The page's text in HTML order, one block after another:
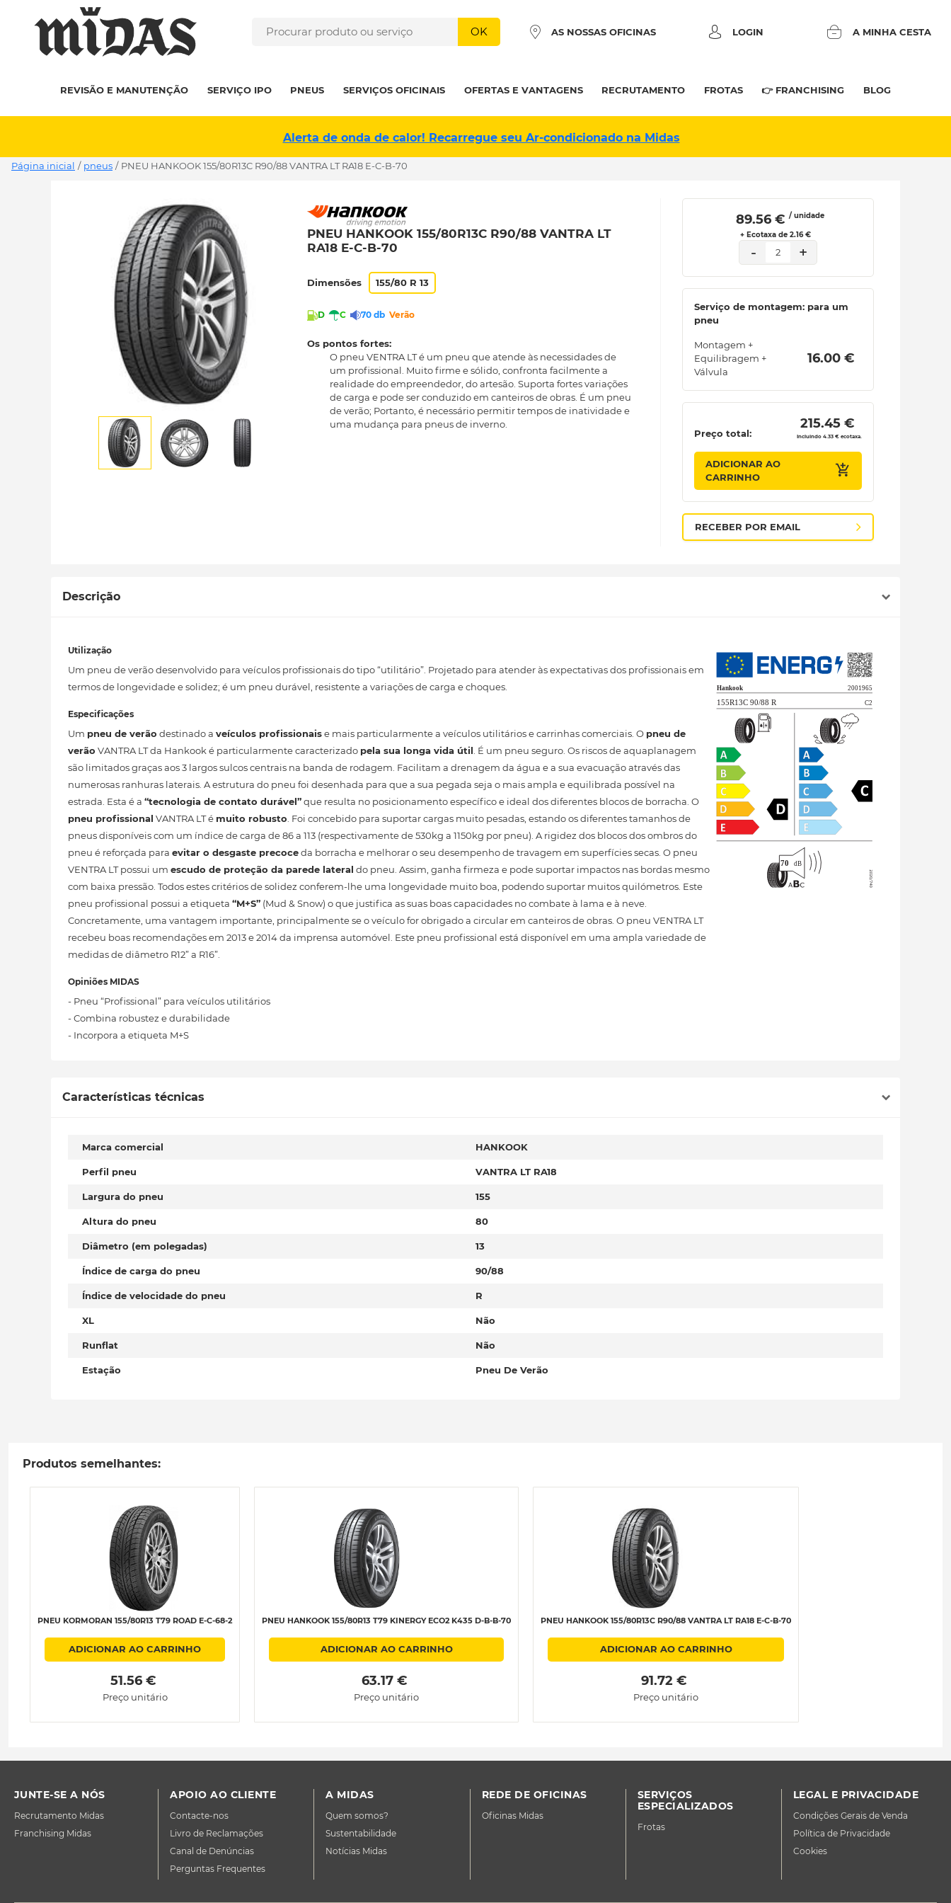
OK AS NOSSAS OFICINAS LOGIN A MINHA CESTA
REVISÃO E MANUTENÇÃO SERVIÇO IPO PNEUS SERVIÇOS OFICINAIS OFERTAS E VANTAGENS RECRUTAMENTO FROTAS 👉 FRANCHISING BLOG
Alerta de onda de calor! Recarregue seu Ar-condicionado na Midas
Página inicial / pneus / PNEU HANKOOK 155/80R13C R90/88 VANTRA LT RA18 E-C-B-70
PNEU HANKOOK 155/80R13C R90/88 VANTRA LT
RA18 E-C-B-70
Dimensões 155/80 R 13
D C 70 db Verão
Os pontos fortes:
O pneu VENTRA LT é um pneu que atende às necessidades de
um profissional. Muito firme e sólido, confronta facilmente a
realidade do empreendedor, do artesão. Suporta fortes variações
de carga e pode ser conduzido em canteiros de obras. É um pneu
de verão; Portanto, é necessário permitir tempos de inatividade e
uma mudança para pneus de inverno.
89.56 € / unidade
+ Ecotaxa de 2.16 €
- 2 +
Serviço de montagem: para um
pneu
Montagem +
Equilibragem +
Válvula
16.00 €
Preço total:
215.45 €
Incluindo 4.33 € ecotaxa.
ADICIONAR AO
CARRINHO
RECEBER POR EMAIL
Descrição
Utilização
Um pneu de verão desenvolvido para veículos profissionais do tipo “utilitário”. Projetado para atender às expectativas dos profissionais em
termos de longevidade e solidez; é um pneu durável, resistente a variações de carga e choques.
Especificações
Um pneu de verão destinado a veículos profissionaise mais particularmente a veículos utilitários e carrinhas comerciais. O pneu de
verão VANTRA LT da Hankook é particularmente caracterizado pela sua longa vida útil . É um pneu seguro. Os riscos de aquaplanagem
são limitados graças aos 3 largos sulcos centrais na banda de rodagem. Facilitam a drenagem da água e a sua evacuação através das
numerosas ranhuras laterais. A estrutura do pneu foi desenhada para que a sua pegada seja o mais ampla e equilibrada possível na
estrada. Esta é a “tecnologia de contato durável”que resulta no posicionamento específico e ideal dos diferentes blocos de borracha. O
pneu profissional VANTRA LT é muito robusto . Foi concebido para suportar cargas muito pesadas, estando os diferentes tamanhos de
pneus disponíveis com um índice de carga de 86 a 113 (respectivamente de 530kg a 1150kg por pneu). A rigidez dos blocos dos ombros do
pneu é reforçada para evitar o desgaste precoceda borracha e melhorar o seu desempenho de travagem em superfícies secas. O pneu
VENTRA LT possui um escudo de proteção da parede lateral do pneu. Assim, ganha firmeza e pode suportar impactos nas bordas mesmo
com baixa pressão. Todos estes critérios de solidez conferem-lhe uma longevidade muito boa, podendo suportar muitos quilómetros. Este
pneu profissional possui a etiqueta “M+S” (Mud & Snow) o que justifica as suas boas capacidades no combate à lama e à neve.
Concretamente, uma vantagem importante, principalmente se o veículo for obrigado a circular em canteiros de obras. O pneu VENTRA LT
recebeu boas recomendações em 2013 e 2014 da imprensa automóvel. Este pneu profissional está disponível em uma ampla variedade de
medidas de diâmetro R12” a R16”.
Opiniões MIDAS
- Pneu “Profissional” para veículos utilitários
- Combina robustez e durabilidade
- Incorpora a etiqueta M+S
Características técnicas
Marca comercial HANKOOK
Perfil pneu VANTRA LT RA18
Largura do pneu 155
Altura do pneu 80
Diâmetro (em polegadas) 13
Índice de carga do pneu 90/88
Índice de velocidade do pneu R
XL Não
Runflat Não
Estação Pneu De Verão
Produtos semelhantes:
PNEU KORMORAN 155/80R13 T79 ROAD E-C-68-2
ADICIONAR AO CARRINHO
51.56 €
Preço unitário
PNEU HANKOOK 155/80R13 T79 KINERGY ECO2 K435 D-B-B-70
ADICIONAR AO CARRINHO
63.17 €
Preço unitário
PNEU HANKOOK 155/80R13C R90/88 VANTRA LT RA18 E-C-B-70
ADICIONAR AO CARRINHO
91.72 €
Preço unitário
JUNTE-SE A NÓS
Recrutamento Midas
Franchising Midas
APOIO AO CLIENTE
Contacte-nos
Livro de Reclamações
Canal de Denúncias
Perguntas Frequentes
A MIDAS
Quem somos?
Sustentabilidade
Notícias Midas
REDE DE OFICINAS
Oficinas Midas
SERVIÇOS
ESPECIALIZADOS
Frotas
LEGAL E PRIVACIDADE
Condições Gerais de Venda
Política de Privacidade
Cookies